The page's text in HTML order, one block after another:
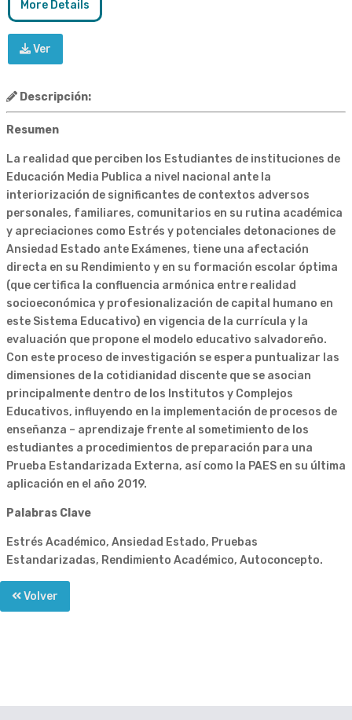
More Details
Ver
Descripción:
Resumen
La realidad que perciben los Estudiantes de instituciones de
Educación Media Publica a nivel nacional ante la
interiorización de significantes de contextos adversos
personales, familiares, comunitarios en su rutina académica
y apreciaciones como Estrés y potenciales detonaciones de
Ansiedad Estado ante Exámenes, tiene una afectación
directa en su Rendimiento y en su formación escolar óptima
(que certifica la confluencia armónica entre realidad
socioeconómica y profesionalización de capital humano en
este Sistema Educativo) en vigencia de la currícula y la
evaluación que propone el modelo educativo salvadoreño.
Con este proceso de investigación se espera puntualizar las
dimensiones de la cotidianidad discente que se asocian
principalmente dentro de los Institutos y Complejos
Educativos, influyendo en la implementación de procesos de
enseñanza – aprendizaje frente al sometimiento de los
estudiantes a procedimientos de preparación para una
Prueba Estandarizada Externa, así como la PAES en su última
aplicación en el año 2019.
Palabras Clave
Estrés Académico, Ansiedad Estado, Pruebas
Estandarizadas, Rendimiento Académico, Autoconcepto.
Volver